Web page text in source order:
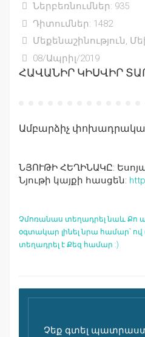
Ներբեռնումներ: 935
Դիտումներ: 1482
Մեքենաշինություն,
08/Ապրիլ/2019
ՀԱՎԱՆԻՐ ԿԻՍՎԻՐ
Ամբարձիչ
ՆՅՈՒԹԻ ՀԵՂԻՆԱԿԸ:
Նյութի կայքի հասցեն:
Չմոռանաս տեղադրել նաև Քո
օգտակար լինել նրա համար՝
տեղադրել է Քեզ համար :)
Չեք գտել